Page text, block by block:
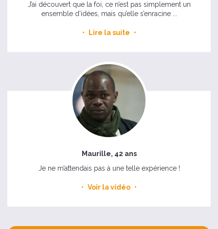
J’ai découvert que la foi, ce n’est pas simplement un
ensemble d’idées, mais qu’elle s’enracine ...
Lire la suite
Maurille, 42 ans
Je ne m’attendais pas à une telle expérience !
Voir la vidéo